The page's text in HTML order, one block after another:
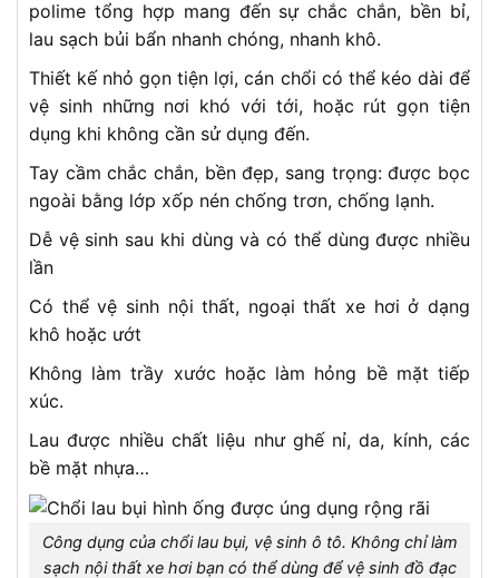
polime tổng hợp mang đến sự chắc chắn, bền bỉ,
lau sạch bủi bẩn nhanh chóng, nhanh khô.
Thiết kế nhỏ gọn tiện lợi, cán chổi có thể kéo dài để
vệ sinh những nơi khó với tới, hoặc rút gọn tiện
dụng khi không cần sử dụng đến.
Tay cầm chắc chắn, bền đẹp, sang trọng: được bọc
ngoài bằng lớp xốp nén chống trơn, chống lạnh.
Dễ vệ sinh sau khi dùng và có thể dùng được nhiều
lần
Có thể vệ sinh nội thất, ngoại thất xe hơi ở dạng
khô hoặc ướt
Không làm trầy xước hoặc làm hỏng bề mặt tiếp
xúc.
Lau được nhiều chất liệu như ghế nỉ, da, kính, các
bề mặt nhựa…
Công dụng của chổi lau bụi, vệ sinh ô tô. Không chỉ làm
sạch nội thất xe hơi bạn có thể dùng để vệ sinh đồ đạc